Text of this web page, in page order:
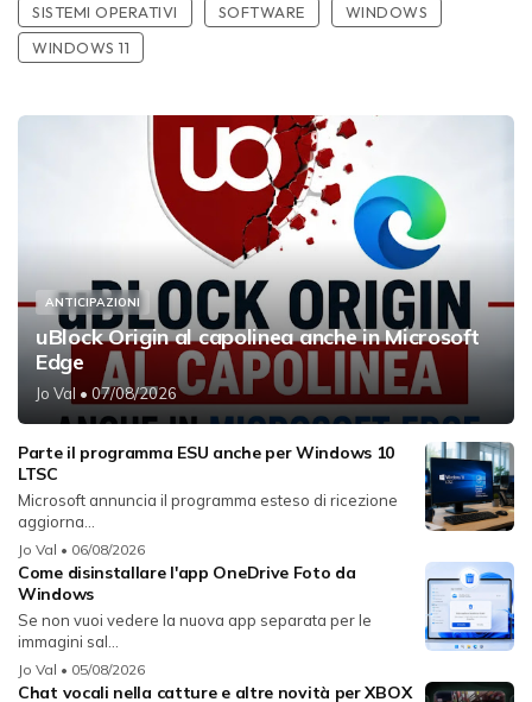
SISTEMI OPERATIVI
SOFTWARE
WINDOWS
WINDOWS 11
ANTICIPAZIONI
uBlock Origin al capolinea anche in Microsoft
Edge
Jo Val • 07/08/2026
Parte il programma ESU anche per Windows 10
LTSC
Microsoft annuncia il programma esteso di ricezione
aggiorna...
Jo Val • 06/08/2026
Come disinstallare l'app OneDrive Foto da
Windows
Se non vuoi vedere la nuova app separata per le
immagini sal...
Jo Val • 05/08/2026
Chat vocali nella catture e altre novità per XBOX